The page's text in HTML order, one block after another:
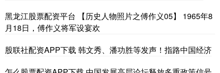
黑龙江股票配资平台 【历史人物照片之傅作义05】 1965年8
月18日，傅作义将军设宴欢
股联社配资APP下载 韩文秀、潘功胜等发声！指路中国经济